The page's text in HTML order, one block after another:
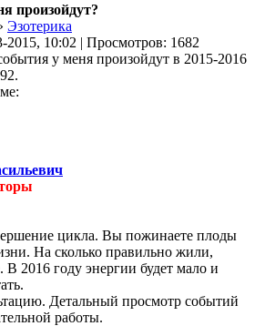
произойдут?
Эзотерика
2015, 10:02 | Просмотров: 1682
у меня произойдут в 2015-2016
цикла. Вы пожинаете плоды
На сколько правильно жили,
В 2016 году энергии будет мало и
Детальный просмотр событий
работы.